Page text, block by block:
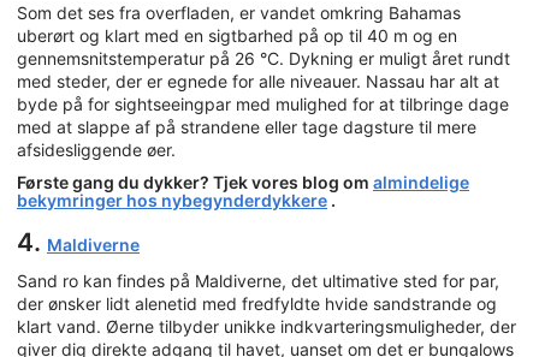
Som det ses fra overfladen, er vandet omkring Bahamas
uberørt og klart med en sigtbarhed på op til 40 m og en
gennemsnitstemperatur på 26 °C. Dykning er muligt året rundt
med steder, der er egnede for alle niveauer. Nassau har alt at
byde på for sightseeingpar med mulighed for at tilbringe dage
med at slappe af på strandene eller tage dagsture til mere
afsidesliggende øer.
Første gang du dykker? Tjek vores blog om almindelige
bekymringer hos nybegynderdykkere .
4. Maldiverne
Sand ro kan findes på Maldiverne, det ultimative sted for par,
der ønsker lidt alenetid med fredfyldte hvide sandstrande og
klart vand. Øerne tilbyder unikke indkvarteringsmuligheder, der
giver dig direkte adgang til havet, uanset om det er bungalows